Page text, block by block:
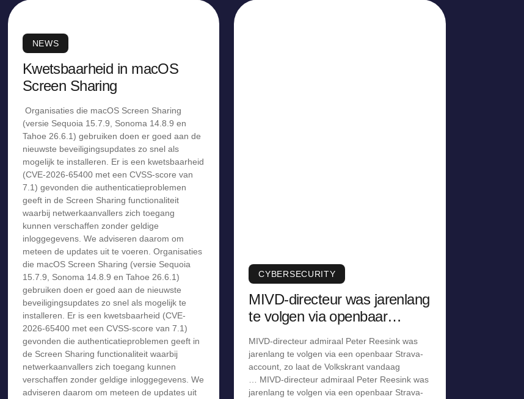
NEWS
Kwetsbaarheid in macOS
Screen Sharing
Organisaties die macOS Screen Sharing
(versie Sequoia 15.7.9, Sonoma 14.8.9 en
Tahoe 26.6.1) gebruiken doen er goed aan de
nieuwste beveiligingsupdates zo snel als
mogelijk te installeren. Er is een kwetsbaarheid
(CVE-2026-65400 met een CVSS-score van
7.1) gevonden die authenticatieproblemen
geeft in de Screen Sharing functionaliteit
waarbij netwerkaanvallers zich toegang
kunnen verschaffen zonder geldige
inloggegevens. We adviseren daarom om
meteen de updates uit te voeren. Organisaties
die macOS Screen Sharing (versie Sequoia
15.7.9, Sonoma 14.8.9 en Tahoe 26.6.1)
gebruiken doen er goed aan de nieuwste
beveiligingsupdates zo snel als mogelijk te
installeren. Er is een kwetsbaarheid (CVE-
2026-65400 met een CVSS-score van 7.1)
gevonden die authenticatieproblemen geeft in
de Screen Sharing functionaliteit waarbij
netwerkaanvallers zich toegang kunnen
verschaffen zonder geldige inloggegevens. We
adviseren daarom om meteen de updates uit
CYBERSECURITY
MIVD-directeur was jarenlang
te volgen via openbaar
MIVD-directeur admiraal Peter Reesink was
jarenlang te volgen via een openbaar Strava-
account, zo laat de Volkskrant vandaag
… MIVD-directeur admiraal Peter Reesink was
jarenlang te volgen via een openbaar Strava-